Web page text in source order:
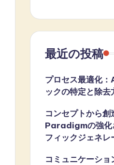
最近の投稿
プロセス最適化
ックの特定と除去
コンセプトから
Paradigmの強化
フィックジェネレ
コミュニケーショ